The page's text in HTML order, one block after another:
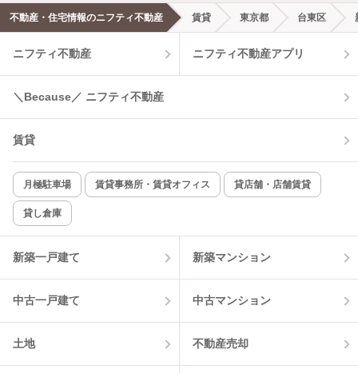
不動産・住宅情報のニフティ不動産 賃貸 東京都 台東区
ニフティ不動産 ニフティ不動産アプリ
＼Because／ ニフティ不動産
賃貸
月極駐車場 賃貸事務所・賃貸オフィス 貸店舗・店舗賃貸
貸し倉庫
新築一戸建て 新築マンション
中古一戸建て 中古マンション
土地 不動産売却